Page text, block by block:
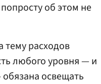
об этом не
тему расходов
любого уровня — и
освещать